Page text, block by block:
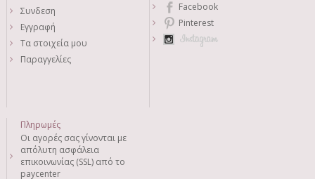
Συνδεση
Εγγραφή
Τα στοιχεία μου
Παραγγελίες
Facebook
Pinterest
Πληρωμές
Οι αγορές σας γίνονται με
απόλυτη ασφάλεια
επικοινωνίας (SSL) από το
paycenter